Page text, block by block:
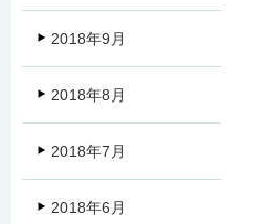
2018年9月
2018年8月
2018年7月
2018年6月